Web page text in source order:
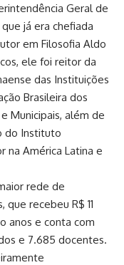
Geral de
já era chefiada
em Filosofia Aldo
ele foi reitor da
das Instituições
Brasileira dos
Municipais, além de
do Instituto
na América Latina e
rede de
recebeu R$ 11
anos e conta com
e 7.685 docentes.